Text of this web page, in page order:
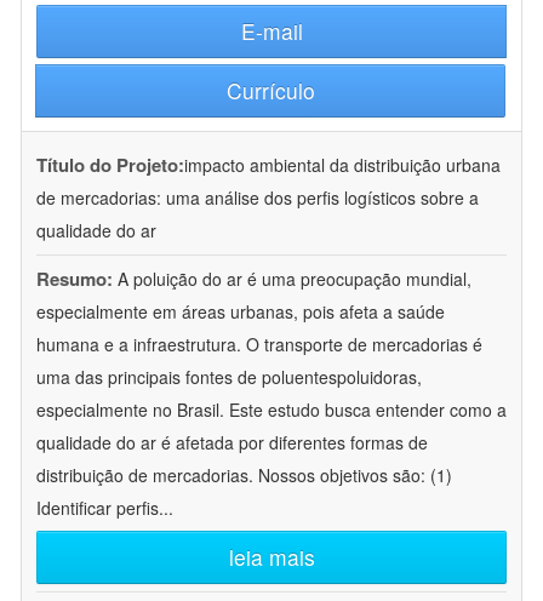
E-mail
Currículo
Título do Projeto:impacto ambiental da distribuição urbana
de mercadorias: uma análise dos perfis logísticos sobre a
qualidade do ar
Resumo: A poluição do ar é uma preocupação mundial,
especialmente em áreas urbanas, pois afeta a saúde
humana e a infraestrutura. O transporte de mercadorias é
uma das principais fontes de poluentespoluidoras,
especialmente no Brasil. Este estudo busca entender como a
qualidade do ar é afetada por diferentes formas de
distribuição de mercadorias. Nossos objetivos são: (1)
Identificar perfis...
leia mais